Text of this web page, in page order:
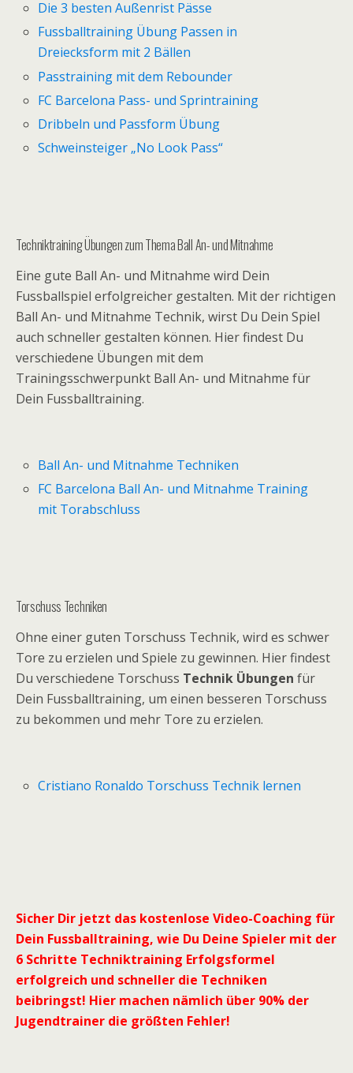
Die 3 besten Außenrist Pässe
Fussballtraining Übung Passen in
Dreiecksform mit 2 Bällen
Passtraining mit dem Rebounder
FC Barcelona Pass- und Sprintraining
Dribbeln und Passform Übung
Schweinsteiger „No Look Pass“
Techniktraining Übungen zum Thema Ball An- und Mitnahme
Eine gute Ball An- und Mitnahme wird Dein
Fussballspiel erfolgreicher gestalten. Mit der richtigen
Ball An- und Mitnahme Technik, wirst Du Dein Spiel
auch schneller gestalten können. Hier findest Du
verschiedene Übungen mit dem
Trainingsschwerpunkt Ball An- und Mitnahme für
Dein Fussballtraining.
Ball An- und Mitnahme Techniken
FC Barcelona Ball An- und Mitnahme Training
mit Torabschluss
Torschuss Techniken
Ohne einer guten Torschuss Technik, wird es schwer
Tore zu erzielen und Spiele zu gewinnen. Hier findest
Du verschiedene Torschuss Technik Übungen für
Dein Fussballtraining, um einen besseren Torschuss
zu bekommen und mehr Tore zu erzielen.
Cristiano Ronaldo Torschuss Technik lernen
Sicher Dir jetzt das kostenlose Video-Coaching für
Dein Fussballtraining, wie Du Deine Spieler mit der
6 Schritte Techniktraining Erfolgsformel
erfolgreich und schneller die Techniken
beibringst! Hier machen nämlich über 90% der
Jugendtrainer die größten Fehler!